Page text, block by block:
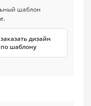
заказать дизайн
по шаблону